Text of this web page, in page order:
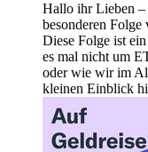
Hallo ihr Lieben
besonderen
Diese Folge ist
es mal nicht um
oder wie wir im
kleinen Einblick